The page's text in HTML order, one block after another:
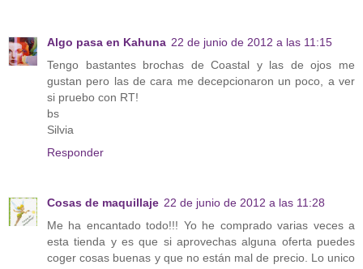
Algo pasa en Kahuna 22 de junio de 2012 a las 11:15
Tengo bastantes brochas de Coastal y las de ojos me
gustan pero las de cara me decepcionaron un poco, a ver
si pruebo con RT!
bs
Silvia
Responder
Cosas de maquillaje 22 de junio de 2012 a las 11:28
Me ha encantado todo!!! Yo he comprado varias veces a
esta tienda y es que si aprovechas alguna oferta puedes
coger cosas buenas y que no están mal de precio. Lo unico